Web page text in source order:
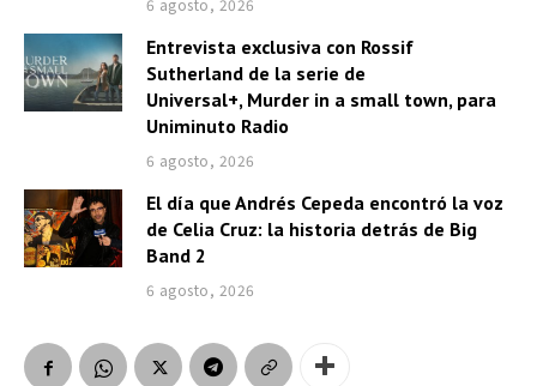
Entrevista exclusiva con Rossif
Sutherland de la serie de
Universal+, Murder in a small town, para
Uniminuto Radio
6 agosto, 2026
El día que Andrés Cepeda encontró la voz
de Celia Cruz: la historia detrás de Big
Band 2
6 agosto, 2026